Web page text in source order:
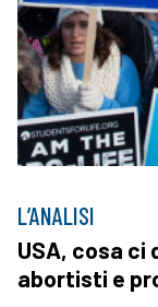
L’ANALISI
USA, cosa ci
abortisti e